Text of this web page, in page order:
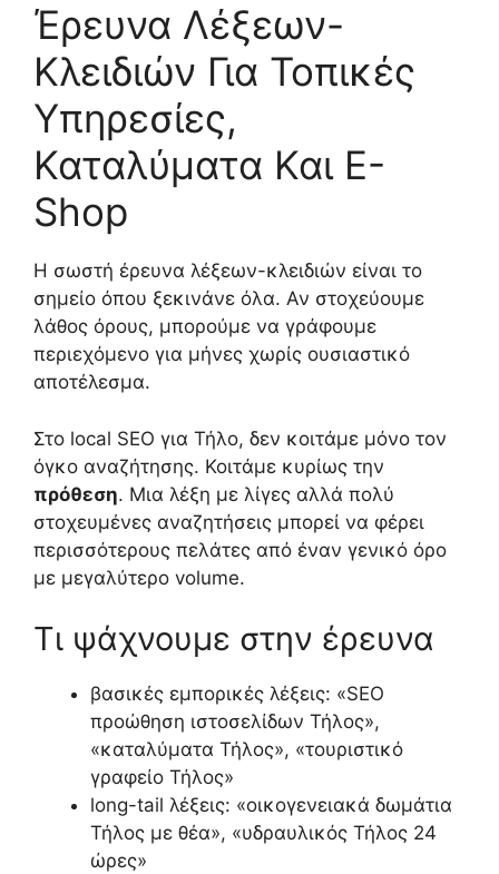
Έρευνα Λέξεων-
Κλειδιών Για Τοπικές
Υπηρεσίες,
Καταλύματα Και E-
Shop
Η σωστή έρευνα λέξεων-κλειδιών είναι το
σημείο όπου ξεκινάνε όλα. Αν στοχεύουμε
λάθος όρους, μπορούμε να γράφουμε
περιεχόμενο για μήνες χωρίς ουσιαστικό
αποτέλεσμα.
Στο local SEO για Τήλο, δεν κοιτάμε μόνο τον
όγκο αναζήτησης. Κοιτάμε κυρίως την
πρόθεση. Μια λέξη με λίγες αλλά πολύ
στοχευμένες αναζητήσεις μπορεί να φέρει
περισσότερους πελάτες από έναν γενικό όρο
με μεγαλύτερο volume.
Τι ψάχνουμε στην έρευνα
βασικές εμπορικές λέξεις: «SEO
προώθηση ιστοσελίδων Τήλος»,
«καταλύματα Τήλος», «τουριστικό
γραφείο Τήλος»
long-tail λέξεις: «οικογενειακά δωμάτια
Τήλος με θέα», «υδραυλικός Τήλος 24
ώρες»